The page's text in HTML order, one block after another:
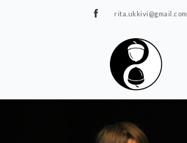
rita.ukkivi@gmail.com
TUNNIPLAAN